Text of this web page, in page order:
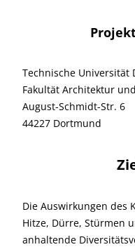
Technische Universität
Fakultät Architektur
August-Schmidt-Str. 6
44227 Dortmund
Die Auswirkungen des
Hitze, Dürre, Stürmen
anhaltende